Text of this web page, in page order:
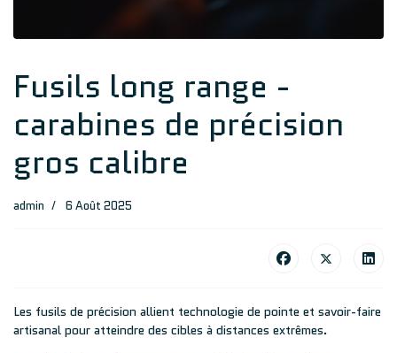
Fusils long range -
carabines de précision
gros calibre
admin 6 Août 2025
Les fusils de précision allient technologie de pointe et savoir-faire
artisanal pour atteindre des cibles à distances extrêmes.